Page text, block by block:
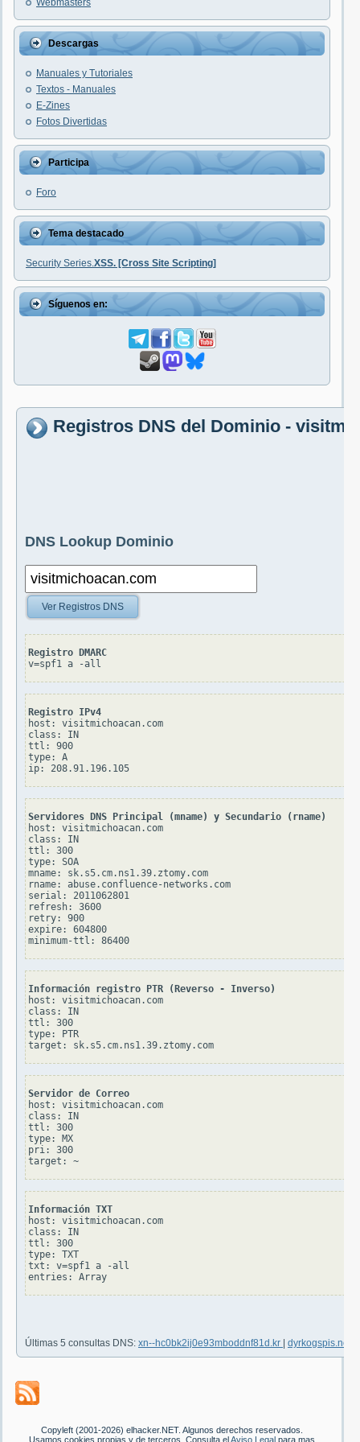
Webmasters
Descargas
Manuales y Tutoriales
Textos - Manuales
E-Zines
Fotos Divertidas
Participa
Foro
Tema destacado
Security Series.XSS. [Cross Site Scripting]
Síguenos en:
Registros DNS del Dominio -
DNS Lookup Dominio
Ver Registros DNS
Registro DMARC
v=spf1 a -all
Registro IPv4
host: visitmichoacan.com
class: IN
ttl: 900
type: A
Servidores DNS Principal (mname) y Secundario (rname)
host: visitmichoacan.com
class: IN
ttl: 300
type: SOA
mname: sk.s5.cm.ns1.39.ztomy.com
rname: abuse.confluence-networks.com
serial: 2011062801
refresh: 3600
retry: 900
expire: 604800
Información registro PTR (Reverso - Inverso)
host: visitmichoacan.com
class: IN
ttl: 300
type: PTR
Servidor de Correo
host: visitmichoacan.com
class: IN
ttl: 300
type: MX
pri: 300
Información TXT
host: visitmichoacan.com
class: IN
ttl: 300
type: TXT
txt: v=spf1 a -all
Últimas 5 consultas DNS: xn--hc0bk2ij0e93mboddnf81d.kr dyrkogspis.no
Copyleft (2001-2026) elhacker.NET. Algunos derechos reservados.
Usamos cookies propias y de terceros. Consulta el Aviso Legal para mas